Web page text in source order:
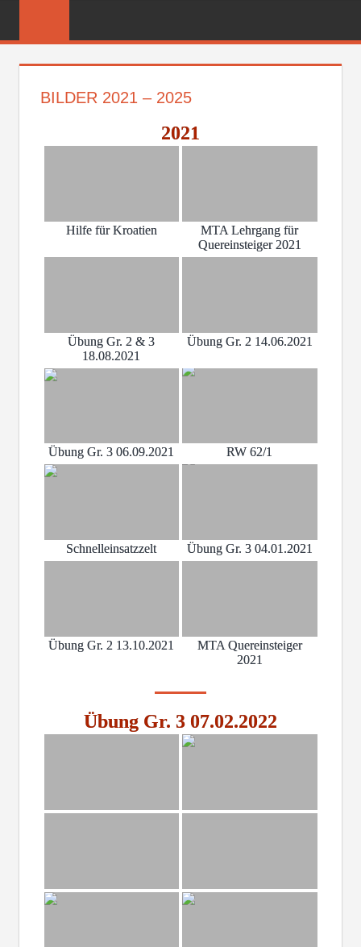
FEUERWEHR
BILDER 2021 – 2025
2021
Hilfe für Kroatien
MTA Lehrgang für
Quereinsteiger 2021
Übung Gr. 2 & 3
18.08.2021
Übung Gr. 2 14.06.2021
Übung Gr. 3 06.09.2021 RW 62/1
Schnelleinsatzzelt Übung Gr. 3 04.01.2021
Übung Gr. 2 13.10.2021
MTA Quereinsteiger
2021
Übung Gr. 3 07.02.2022